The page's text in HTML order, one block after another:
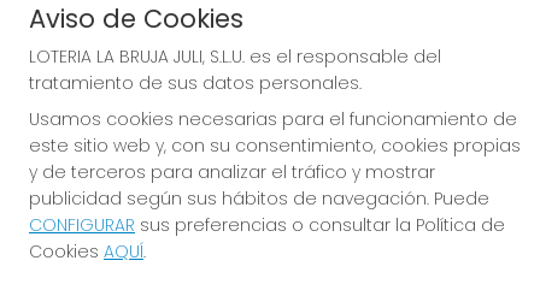
REDES SOCIALES
CONTACTO
ADMON DE LOTERIAS 242 de MADRID - LA BRUJA JULI -
RECEPTOR OFICIAL Nº95705
info@loterialabrujajuli.es
Aviso de Cookies
LOTERIA LA BRUJA JULI, S.L.U. es el responsable del
tratamiento de sus datos personales.
Usamos cookies necesarias para el funcionamiento de
este sitio web y, con su consentimiento, cookies propias
y de terceros para analizar el tráfico y mostrar
publicidad según sus hábitos de navegación. Puede
CONFIGURAR sus preferencias o consultar la Política de
Cookies AQUÍ.